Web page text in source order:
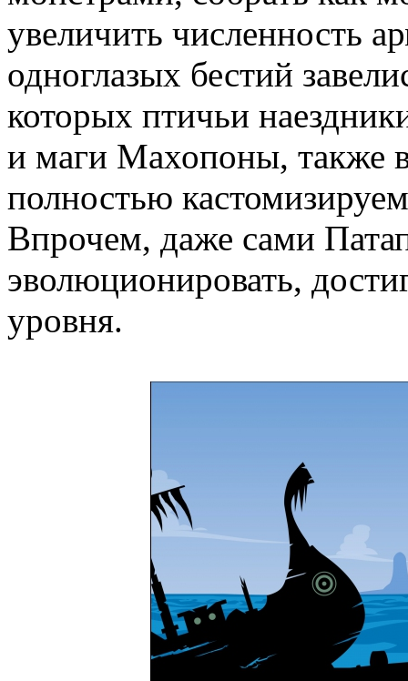
увеличить численность
одноглазых бестий
которых птичьи
и маги Махопоны, также
полностью
Впрочем, даже сами
эволюционировать,
уровня.